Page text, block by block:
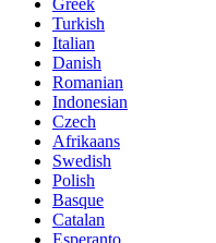
Turkish
Italian
Danish
Romanian
Indonesian
Czech
Afrikaans
Swedish
Polish
Basque
Catalan
Esperanto